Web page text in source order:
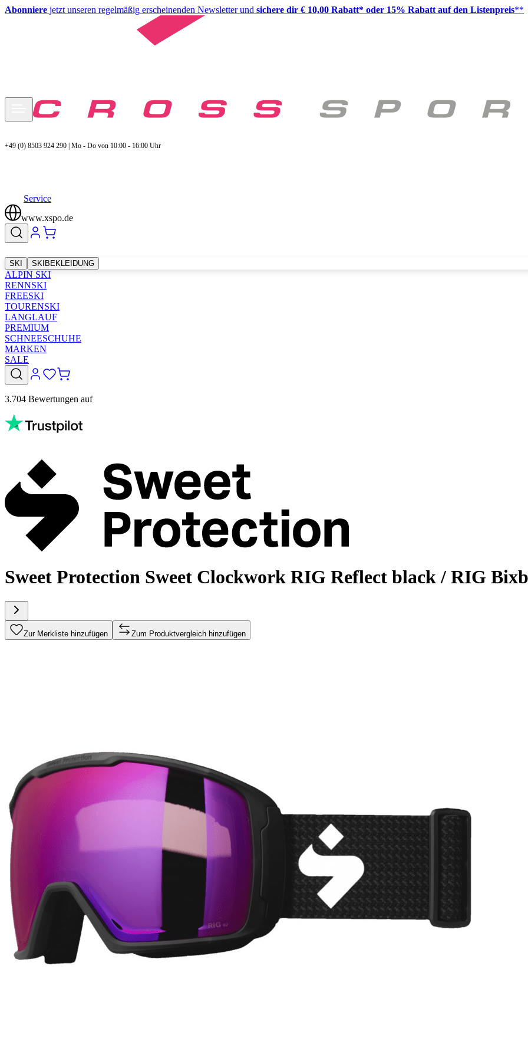
Abonniere jetzt unseren regelmäßig erscheinenden Newsletter und sichere dir € 10,00 Rabatt* oder 15% Rabatt auf den Listenpreis**
+49 (0) 8503 924 290 | Mo - Do von 10:00 - 16:00 Uhr
Service
www.xspo.de
SKI SKIBEKLEIDUNG
ALPIN SKI
RENNSKI
FREESKI
TOURENSKI
LANGLAUF
PREMIUM
SCHNEESCHUHE
MARKEN
SALE
3.704 Bewertungen auf
Sweet Protection Sweet Clockwork RIG Reflect black / RIG
Zur Merkliste hinzufügen Zum Produktvergleich hinzufügen